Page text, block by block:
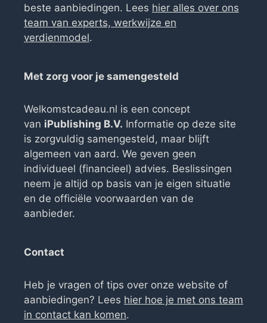
beste aanbiedingen. Lees hier alles over ons
team van experts, werkwijze en
verdienmodel.
Met zorg voor je samengesteld
Welkomstcadeau.nl is een concept
van iPublishing B.V. Informatie op deze site
is zorgvuldig samengesteld, maar blijft
algemeen van aard. We geven geen
individueel (financieel) advies. Beslissingen
neem je altijd op basis van je eigen situatie
en de officiële voorwaarden van de
aanbieder.
Contact
Heb je vragen of tips over onze website of
aanbiedingen? Lees hier hoe je met ons team
in contact kan komen.